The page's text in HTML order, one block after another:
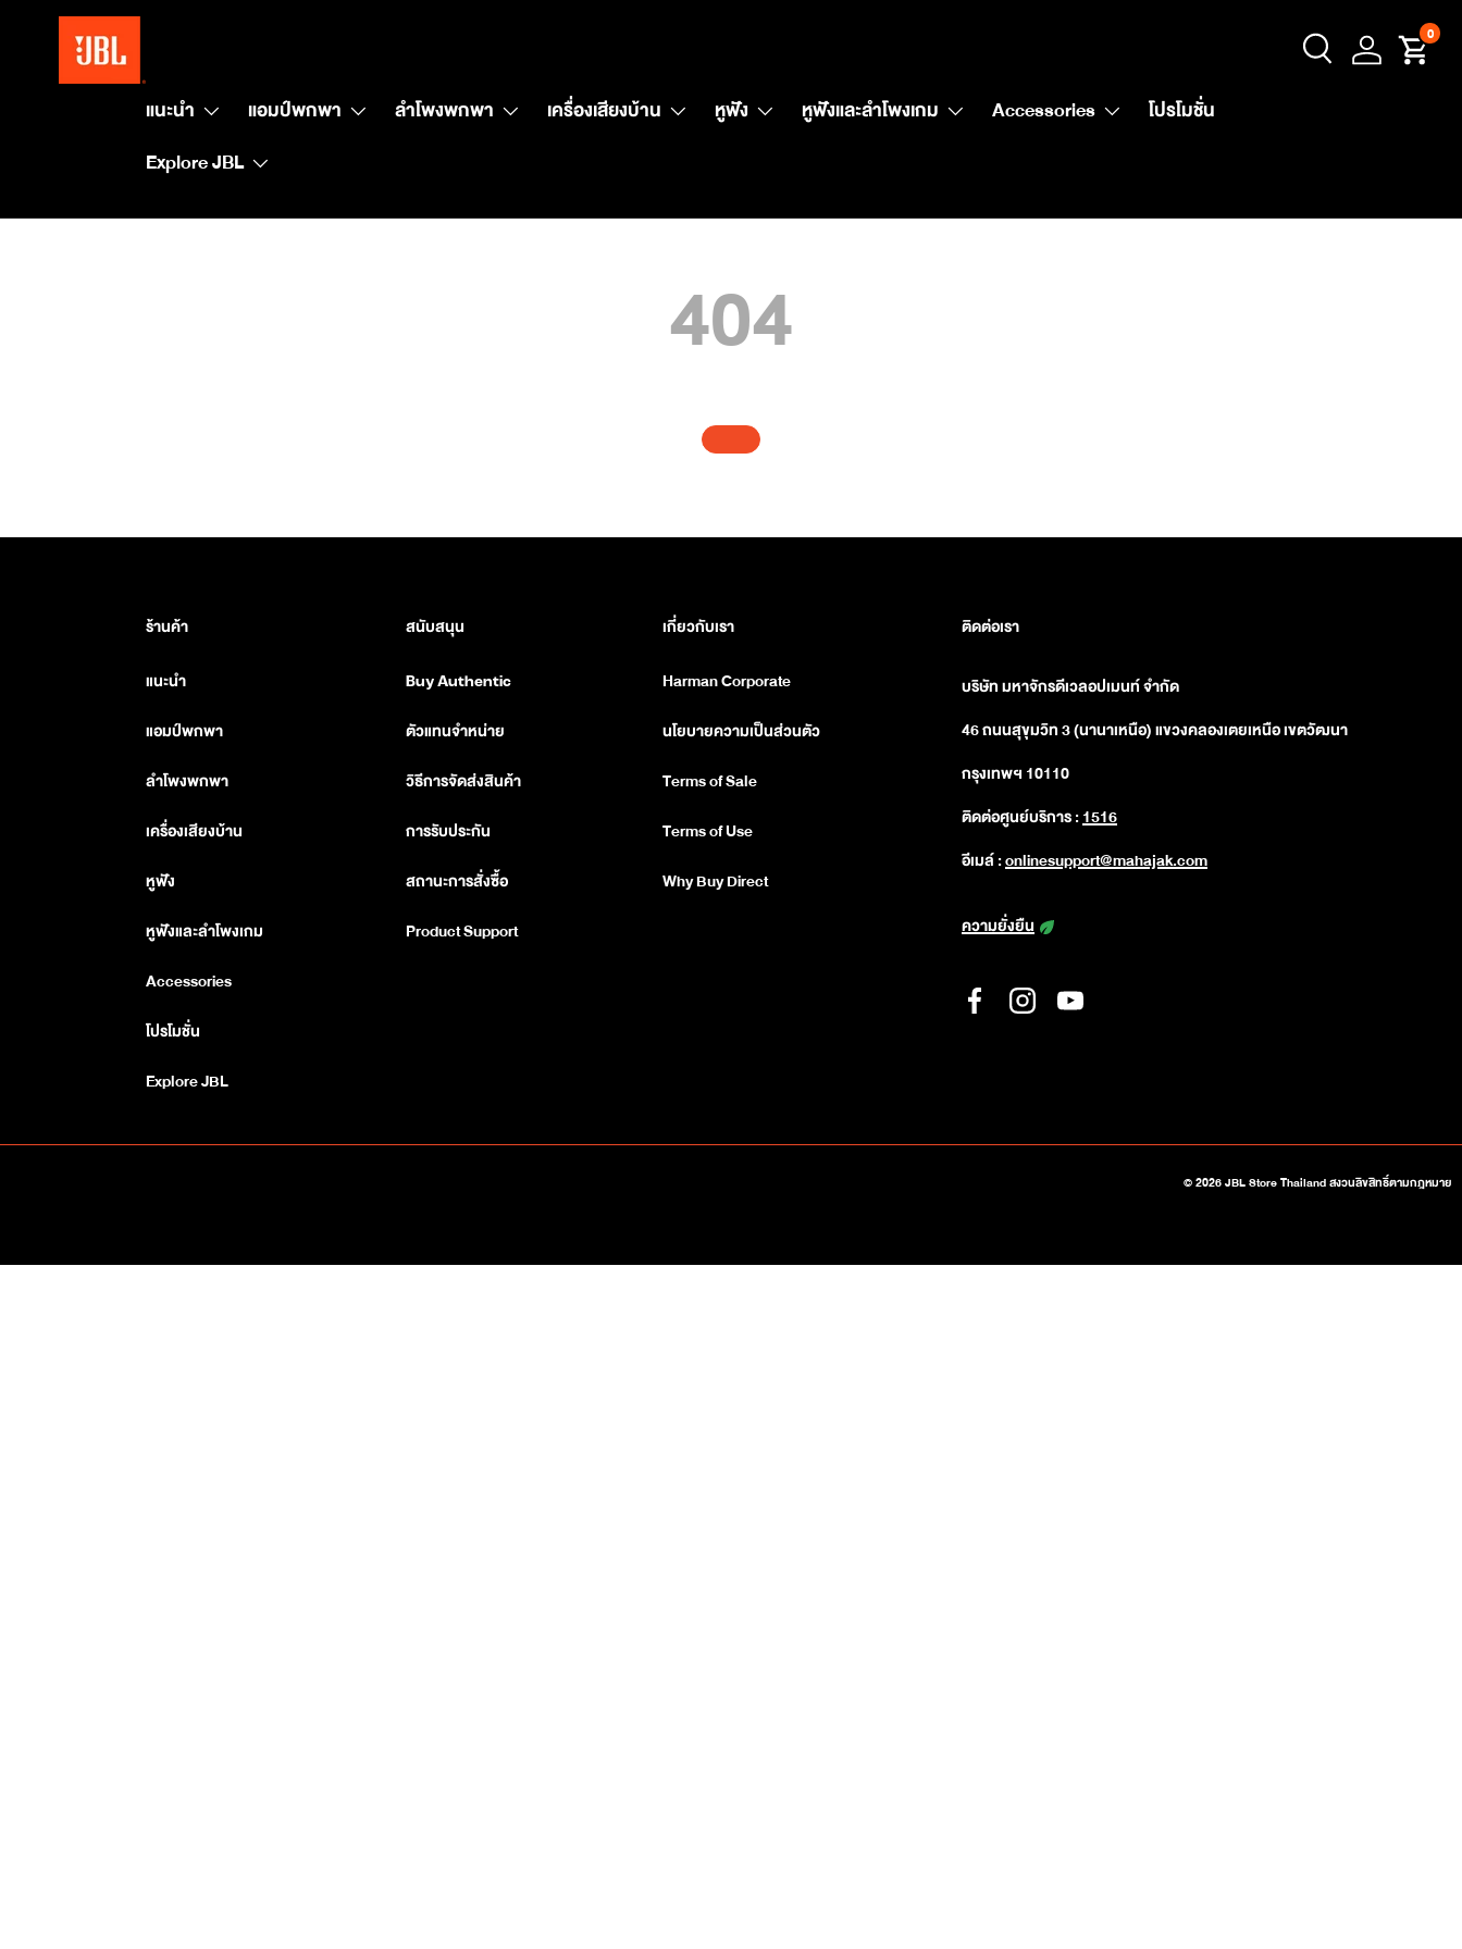
แนะนำ แอมป์พกพา ลำโพงพกพา เครื่องเสียงบ้าน หูฟัง หูฟังและลำโพงเกม Accessories
โปรโมชั่น
Explore JBL
0
404
ร้านค้า
แนะนำ
แอมป์พกพา
ลำโพงพกพา
เครื่องเสียงบ้าน
หูฟัง
หูฟังและลำโพงเกม
Accessories
โปรโมชั่น
Explore JBL
สนับสนุน
Buy Authentic
ตัวแทนจำหน่าย
วิธีการจัดส่งสินค้า
การรับประกัน
สถานะการสั่งซื้อ
Product Support
เกี่ยวกับเรา
Harman Corporate
นโยบายความเป็นส่วนตัว
Terms of Sale
Terms of Use
Why Buy Direct
ติดต่อเรา
บริษัท มหาจักรดีเวลอปเมนท์ จำกัด
46 ถนนสุขุมวิท 3 (นานาเหนือ) แขวงคลองเตยเหนือ เขตวัฒนา
กรุงเทพฯ 10110
ติดต่อศูนย์บริการ :1516
อีเมล์ :onlinesupport@mahajak.com
ความยั่งยืน
FacebookInstagramYouTube
© 2026JBL Store Thailandสงวนลิขสิทธิ์ตามกฎหมาย